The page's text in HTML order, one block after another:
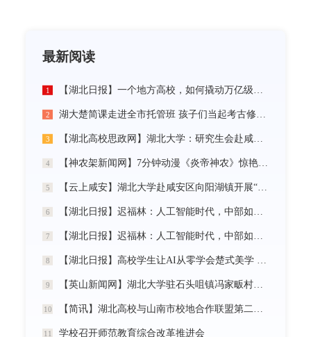
最新阅读
1
2
3
4
5
6
7
8
9
10
11 学校召开师范教育综合改革推进会